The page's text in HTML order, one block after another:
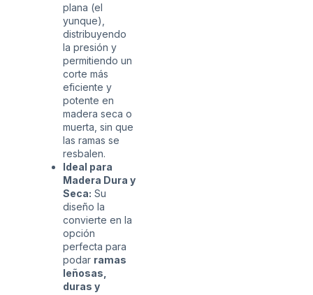
plana (el
yunque),
distribuyendo
la presión y
permitiendo un
corte más
eficiente y
potente en
madera seca o
muerta, sin que
las ramas se
resbalen.
Ideal para
Madera Dura y
Seca: Su
diseño la
convierte en la
opción
perfecta para
podar ramas
leñosas,
duras y